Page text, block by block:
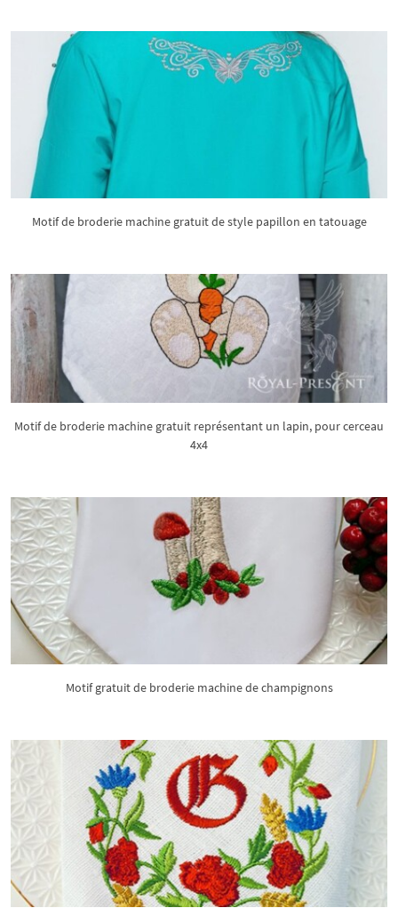
Motif de broderie machine gratuit de style papillon en tatouage
Motif de broderie machine gratuit représentant un lapin, pour cerceau
4x4
Motif gratuit de broderie machine de champignons